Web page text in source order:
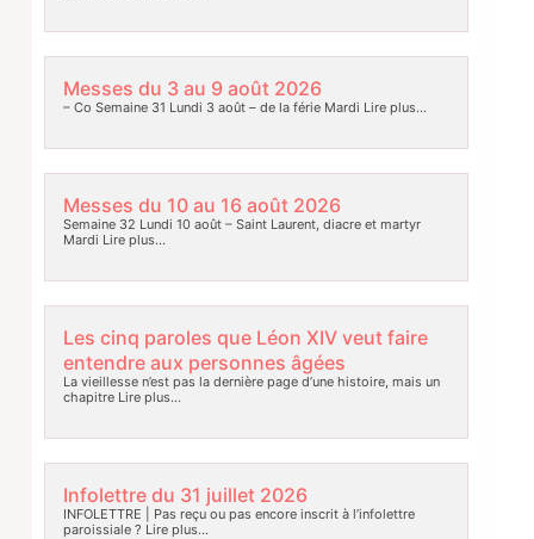
Messes du 3 au 9 août 2026
– Co Semaine 31 Lundi 3 août – de la férie Mardi Lire plus…
Messes du 10 au 16 août 2026
Semaine 32 Lundi 10 août – Saint Laurent, diacre et martyr
Mardi Lire plus…
Les cinq paroles que Léon XIV veut faire
entendre aux personnes âgées
La vieillesse n’est pas la dernière page d’une histoire, mais un
chapitreLire plus…
Infolettre du 31 juillet 2026
INFOLETTRE | Pas reçu ou pas encore inscrit à l’infolettre
paroissiale ? Lire plus…